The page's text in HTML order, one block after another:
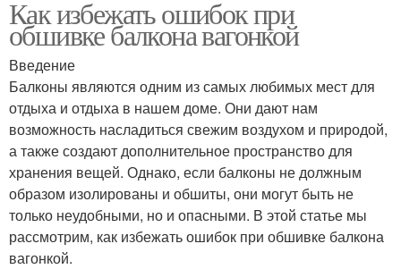
Как избежать ошибок при
обшивке балкона вагонкой
Введение
Балконы являются одним из самых любимых мест для
отдыха и отдыха в нашем доме. Они дают нам
возможность насладиться свежим воздухом и природой,
а также создают дополнительное пространство для
хранения вещей. Однако, если балконы не должным
образом изолированы и обшиты, они могут быть не
только неудобными, но и опасными. В этой статье мы
рассмотрим, как избежать ошибок при обшивке балкона
вагонкой.